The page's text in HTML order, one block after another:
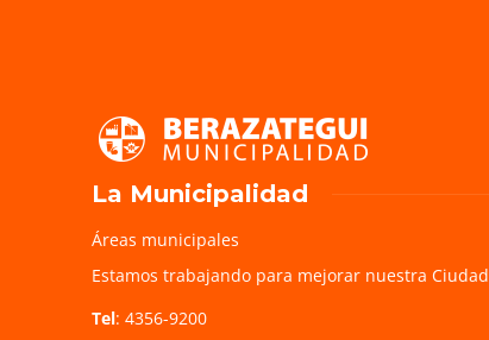
La Municipalidad
Áreas municipales
Estamos trabajando para mejorar nuestra Ciudad
Tel: 4356-9200